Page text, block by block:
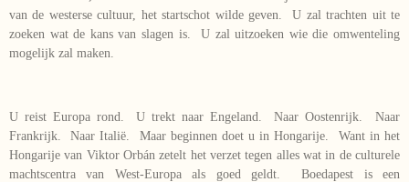
van de westerse cultuur, het startschot wilde geven. U zal trachten uit te
zoeken wat de kans van slagen is. U zal uitzoeken wie die omwenteling
mogelijk zal maken.
U reist Europa rond. U trekt naar Engeland. Naar Oostenrijk. Naar
Frankrijk. Naar Italië. Maar beginnen doet u in Hongarije. Want in het
Hongarije van Viktor Orbán zetelt het verzet tegen alles wat in de culturele
machtscentra van West-Europa als goed geldt. Boedapest is een